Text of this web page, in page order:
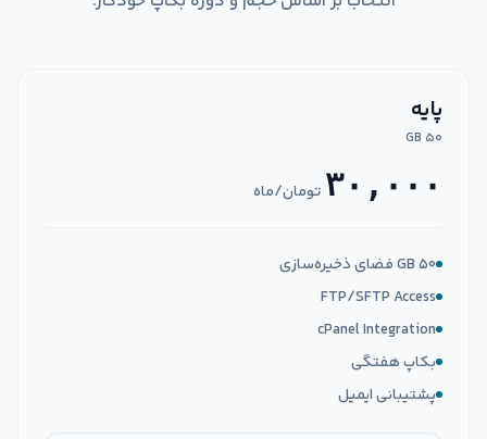
پایه
۵۰ GB
۳۰,۰۰۰ تومان/ماه
۵۰ GB فضای ذخیره‌سازی
FTP/SFTP Access
cPanel Integration
بکاپ هفتگی
پشتیبانی ایمیل